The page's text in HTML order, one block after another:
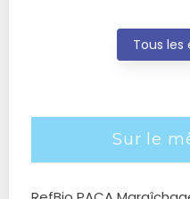
Tous
Sur le